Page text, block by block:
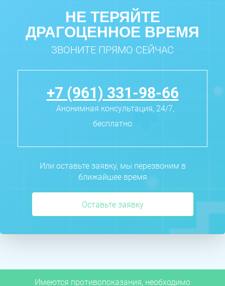
НЕ ТЕРЯЙТЕ
ДРАГОЦЕННОЕ ВРЕМЯ
ЗВОНИТЕ ПРЯМО СЕЙЧАС
+7 (961) 331-98-66
Анонимная консультация, 24/7,
бесплатно
Или оставьте заявку, мы перезвоним в
ближайшее время
Оставьте заявку
Имеются противопоказания, необходимо